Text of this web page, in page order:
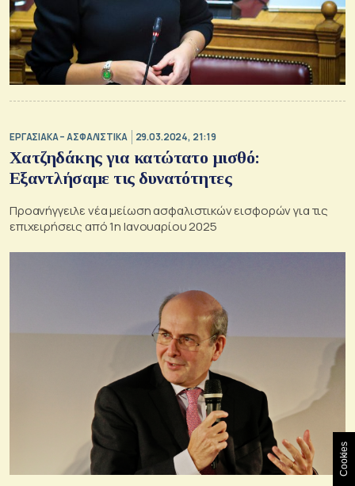
ΕΡΓΑΣΙΑΚΑ – ΑΣΦΑΛΙΣΤΙΚΑ 29.03.2024, 21:19
Χατζηδάκης για κατώτατο μισθό:
Εξαντλήσαμε τις δυνατότητες
Προανήγγειλε νέα μείωση ασφαλιστικών εισφορών για τις
επιχειρήσεις από 1η Ιανουαρίου 2025
Cookies